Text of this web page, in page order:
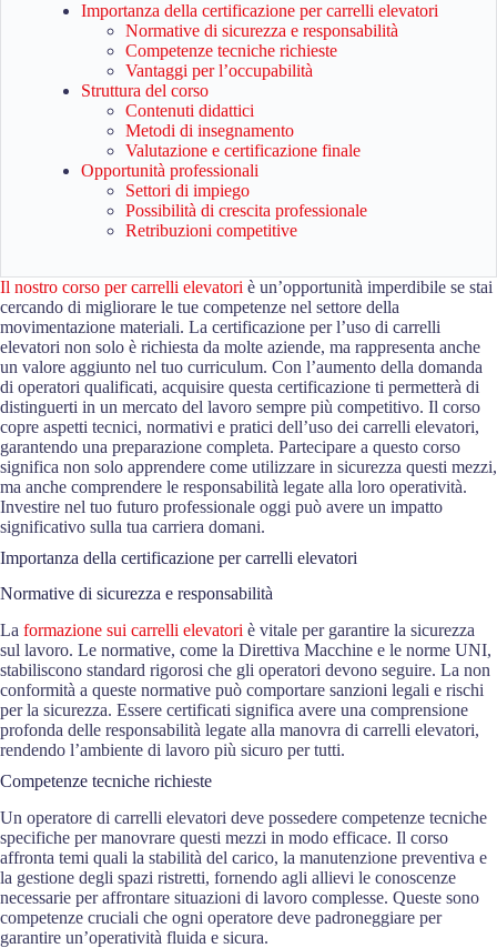
Importanza della certificazione per carrelli elevatori
Normative di sicurezza e responsabilità
Competenze tecniche richieste
Vantaggi per l’occupabilità
Struttura del corso
Contenuti didattici
Metodi di insegnamento
Valutazione e certificazione finale
Opportunità professionali
Settori di impiego
Possibilità di crescita professionale
Retribuzioni competitive
Il nostro corso per carrelli elevatori è un’opportunità imperdibile se stai
cercando di migliorare le tue competenze nel settore della
movimentazione materiali. La certificazione per l’uso di carrelli
elevatori non solo è richiesta da molte aziende, ma rappresenta anche
un valore aggiunto nel tuo curriculum. Con l’aumento della domanda
di operatori qualificati, acquisire questa certificazione ti permetterà di
distinguerti in un mercato del lavoro sempre più competitivo. Il corso
copre aspetti tecnici, normativi e pratici dell’uso dei carrelli elevatori,
garantendo una preparazione completa. Partecipare a questo corso
significa non solo apprendere come utilizzare in sicurezza questi mezzi,
ma anche comprendere le responsabilità legate alla loro operatività.
Investire nel tuo futuro professionale oggi può avere un impatto
significativo sulla tua carriera domani.
Importanza della certificazione per carrelli elevatori
Normative di sicurezza e responsabilità
La formazione sui carrelli elevatori è vitale per garantire la sicurezza
sul lavoro. Le normative, come la Direttiva Macchine e le norme UNI,
stabiliscono standard rigorosi che gli operatori devono seguire. La non
conformità a queste normative può comportare sanzioni legali e rischi
per la sicurezza. Essere certificati significa avere una comprensione
profonda delle responsabilità legate alla manovra di carrelli elevatori,
rendendo l’ambiente di lavoro più sicuro per tutti.
Competenze tecniche richieste
Un operatore di carrelli elevatori deve possedere competenze tecniche
specifiche per manovrare questi mezzi in modo efficace. Il corso
affronta temi quali la stabilità del carico, la manutenzione preventiva e
la gestione degli spazi ristretti, fornendo agli allievi le conoscenze
necessarie per affrontare situazioni di lavoro complesse. Queste sono
competenze cruciali che ogni operatore deve padroneggiare per
garantire un’operatività fluida e sicura.